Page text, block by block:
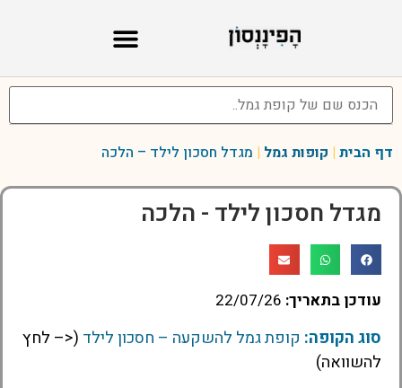
דף הבית | קופות גמל | מגדל חסכון לילד – הלכה
מגדל חסכון לילד - הלכה
עודכן בתאריך: 22/07/26
סוג הקופה: קופת גמל להשקעה – חסכון לילד (<– לחץ
להשוואה)